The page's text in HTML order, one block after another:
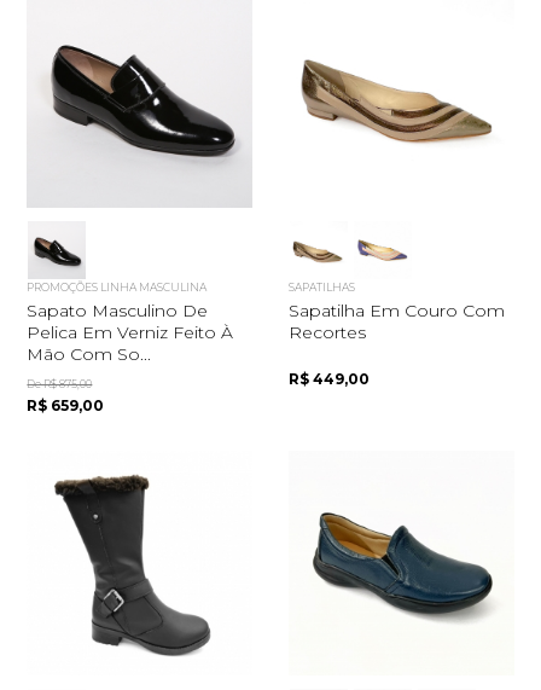
PROMOÇÕES LINHA MASCULINA
Sapato Masculino De
Pelica Em Verniz Feito À
Mão Com So...
De R$ 875,00
R$ 659,00
SAPATILHAS
Sapatilha Em Couro Com
Recortes
R$ 449,00